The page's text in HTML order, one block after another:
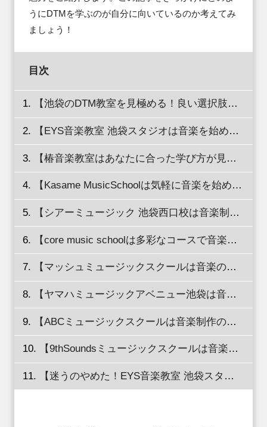
うにDTMを学ぶのが自分に向いているのか考えてみ
ましょう！
目次
【池袋のDTM教室を見極める！良い選択肢を見つけよう！】
【EYS音楽教室 池袋スタジオは音楽を始めたいすべての人を全力でサポート！】
【椿音楽教室はあなたに合った学び方が見つかる】
【Kasame MusicSchoolは気軽に音楽を始めたい方におすすめ！】
【シアーミュージック 池袋西口校は音楽制作の夢を実現する最初の一歩をサポート！】
【core music schoolは多彩なコースで音楽の才能を伸ばせる】
【マッシュミュージックスクールは音楽の世界を楽しみながらスキルアップ！】
【ヤマハミュージックアベニュー池袋は音楽の楽しさと創造の喜びを存分に味わえる！】
【ABCミュージックスクールは音楽制作の楽しさを全力でサポート！】
【9thSoundsミュージックスクールは音楽の才能を最大限に引き出す】
【迷うのやめた！EYS音楽教室 池袋スタジオでDTMレッスンを体験！】